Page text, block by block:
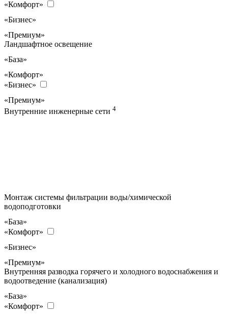
«Комфорт»
«Бизнес»
«Премиум»
Ландшафтное освещение
«База»
«Комфорт»
«Бизнес»
«Премиум»
Внутренние инженерные сети 4
Монтаж системы фильтрации воды/химической
водоподготовки
«База»
«Комфорт»
«Бизнес»
«Премиум»
Внутренняя разводка горячего и холодного водоснабжения и
водоотведение (канализация)
«База»
«Комфорт»